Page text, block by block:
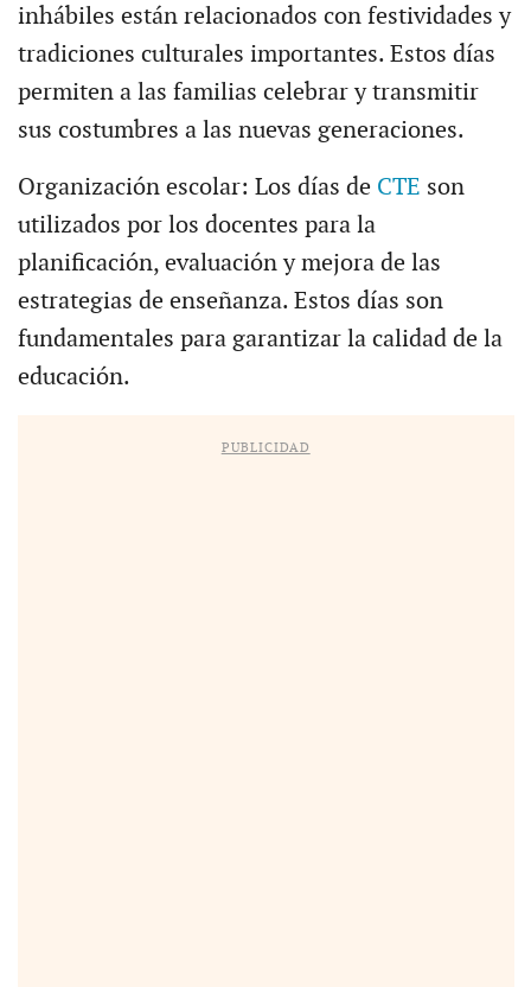
inhábiles están relacionados con festividades y
tradiciones culturales importantes. Estos días
permiten a las familias celebrar y transmitir
sus costumbres a las nuevas generaciones.
Organización escolar: Los días de CTE son
utilizados por los docentes para la
planificación, evaluación y mejora de las
estrategias de enseñanza. Estos días son
fundamentales para garantizar la calidad de la
educación.
PUBLICIDAD